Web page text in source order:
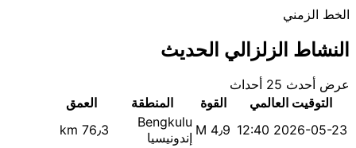
الخط الزمني
النشاط الزلزالي الحديث
عرض أحدث 25 أحداث
التوقيت العالمي
القوة المنطقة
العمق
2026-05-23 12:40
M 4٫9 Bengkulu
إندونيسيا
76٫3 km